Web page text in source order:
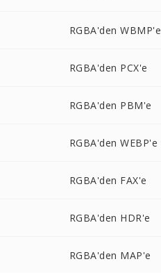
RGBA'den WBMP'e
RGBA'den PCX'e
RGBA'den PBM'e
RGBA'den WEBP'e
RGBA'den FAX'e
RGBA'den HDR'e
RGBA'den MAP'e